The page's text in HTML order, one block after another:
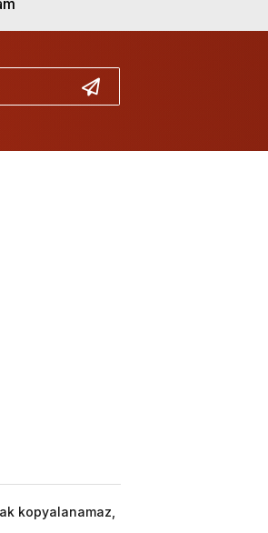
kopyalanamaz,